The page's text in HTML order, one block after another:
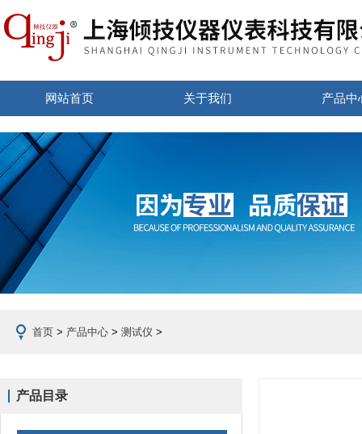
网站首页 关于我们 产品中
首页 > 产品中心 > 测试仪 >
产品目录